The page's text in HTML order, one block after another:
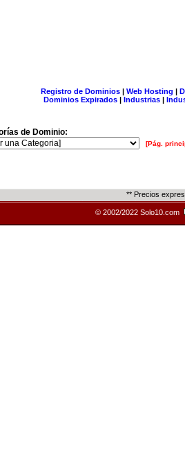
Registro de Dominios| Web Hosting |
Dominios Expirados | Industrias |
de Dominio:
[Pág.
** Precios
© 2002/2022 Solo10.com